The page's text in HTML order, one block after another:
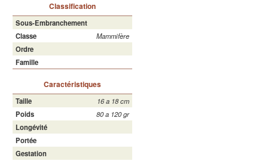
Classification
Sous-Embranchement
Classe
Mammifère
Ordre
Famille
Caractéristiques
Taille
16 a 18 cm
Poids
80 a 120 gr
Longévité
Portée
Gestation